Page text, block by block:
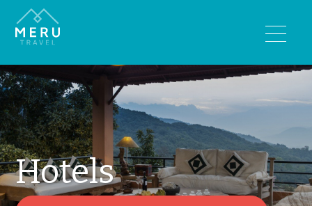
BESTEMMINGEN
Bhutan
India
Nepal
Sri Lanka
Tibet
Hotels